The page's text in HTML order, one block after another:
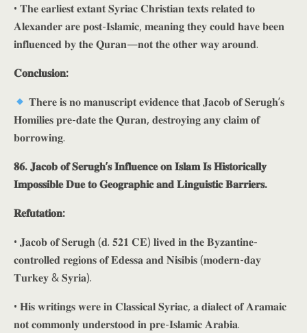
• 𝐓𝐡𝐞 𝐞𝐚𝐫𝐥𝐢𝐞𝐬𝐭 𝐞𝐱𝐭𝐚𝐧𝐭 𝐒𝐲𝐫𝐢𝐚𝐜 𝐂𝐡𝐫𝐢𝐬𝐭𝐢𝐚𝐧 𝐭𝐞𝐱𝐭𝐬 𝐫𝐞𝐥𝐚𝐭𝐞𝐝 𝐭𝐨
𝐀𝐥𝐞𝐱𝐚𝐧𝐝𝐞𝐫 𝐚𝐫𝐞 𝐩𝐨𝐬𝐭-𝐈𝐬𝐥𝐚𝐦𝐢𝐜, 𝐦𝐞𝐚𝐧𝐢𝐧𝐠 𝐭𝐡𝐞𝐲 𝐜𝐨𝐮𝐥𝐝 𝐡𝐚𝐯𝐞 𝐛𝐞𝐞𝐧
𝐢𝐧𝐟𝐥𝐮𝐞𝐧𝐜𝐞𝐝 𝐛𝐲 𝐭𝐡𝐞 𝐐𝐮𝐫𝐚𝐧—𝐧𝐨𝐭 𝐭𝐡𝐞 𝐨𝐭𝐡𝐞𝐫 𝐰𝐚𝐲 𝐚𝐫𝐨𝐮𝐧𝐝.
𝐂𝐨𝐧𝐜𝐥𝐮𝐬𝐢𝐨𝐧:
𝐓𝐡𝐞𝐫𝐞 𝐢𝐬 𝐧𝐨 𝐦𝐚𝐧𝐮𝐬𝐜𝐫𝐢𝐩𝐭 𝐞𝐯𝐢𝐝𝐞𝐧𝐜𝐞 𝐭𝐡𝐚𝐭 𝐉𝐚𝐜𝐨𝐛 𝐨𝐟 𝐒𝐞𝐫𝐮𝐠𝐡’𝐬
𝐇𝐨𝐦𝐢𝐥𝐢𝐞𝐬 𝐩𝐫𝐞-𝐝𝐚𝐭𝐞 𝐭𝐡𝐞 𝐐𝐮𝐫𝐚𝐧, 𝐝𝐞𝐬𝐭𝐫𝐨𝐲𝐢𝐧𝐠 𝐚𝐧𝐲 𝐜𝐥𝐚𝐢𝐦 𝐨𝐟
𝐛𝐨𝐫𝐫𝐨𝐰𝐢𝐧𝐠.
𝟖𝟔. 𝐉𝐚𝐜𝐨𝐛 𝐨𝐟 𝐒𝐞𝐫𝐮𝐠𝐡’𝐬 𝐈𝐧𝐟𝐥𝐮𝐞𝐧𝐜𝐞 𝐨𝐧 𝐈𝐬𝐥𝐚𝐦 𝐈𝐬 𝐇𝐢𝐬𝐭𝐨𝐫𝐢𝐜𝐚𝐥𝐥𝐲
𝐈𝐦𝐩𝐨𝐬𝐬𝐢𝐛𝐥𝐞 𝐃𝐮𝐞 𝐭𝐨 𝐆𝐞𝐨𝐠𝐫𝐚𝐩𝐡𝐢𝐜 𝐚𝐧𝐝 𝐋𝐢𝐧𝐠𝐮𝐢𝐬𝐭𝐢𝐜 𝐁𝐚𝐫𝐫𝐢𝐞𝐫𝐬.
𝐑𝐞𝐟𝐮𝐭𝐚𝐭𝐢𝐨𝐧:
• 𝐉𝐚𝐜𝐨𝐛 𝐨𝐟 𝐒𝐞𝐫𝐮𝐠𝐡 (𝐝. 𝟓𝟐𝟏 𝐂𝐄) 𝐥𝐢𝐯𝐞𝐝 𝐢𝐧 𝐭𝐡𝐞 𝐁𝐲𝐳𝐚𝐧𝐭𝐢𝐧𝐞-
𝐜𝐨𝐧𝐭𝐫𝐨𝐥𝐥𝐞𝐝 𝐫𝐞𝐠𝐢𝐨𝐧𝐬 𝐨𝐟 𝐄𝐝𝐞𝐬𝐬𝐚 𝐚𝐧𝐝 𝐍𝐢𝐬𝐢𝐛𝐢𝐬 (𝐦𝐨𝐝𝐞𝐫𝐧-𝐝𝐚𝐲
𝐓𝐮𝐫𝐤𝐞𝐲 & 𝐒𝐲𝐫𝐢𝐚).
• 𝐇𝐢𝐬 𝐰𝐫𝐢𝐭𝐢𝐧𝐠𝐬 𝐰𝐞𝐫𝐞 𝐢𝐧 𝐂𝐥𝐚𝐬𝐬𝐢𝐜𝐚𝐥 𝐒𝐲𝐫𝐢𝐚𝐜, 𝐚 𝐝𝐢𝐚𝐥𝐞𝐜𝐭 𝐨𝐟 𝐀𝐫𝐚𝐦𝐚𝐢𝐜
𝐧𝐨𝐭 𝐜𝐨𝐦𝐦𝐨𝐧𝐥𝐲 𝐮𝐧𝐝𝐞𝐫𝐬𝐭𝐨𝐨𝐝 𝐢𝐧 𝐩𝐫𝐞-𝐈𝐬𝐥𝐚𝐦𝐢𝐜 𝐀𝐫𝐚𝐛𝐢𝐚.